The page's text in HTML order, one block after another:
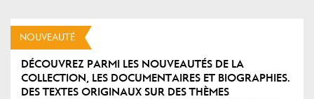
NOUVEAUTÉ
DÉCOUVREZ PARMI LES NOUVEAUTÉS DE LA
COLLECTION, LES DOCUMENTAIRES ET BIOGRAPHIES.
DES TEXTES ORIGINAUX SUR DES THÈMES